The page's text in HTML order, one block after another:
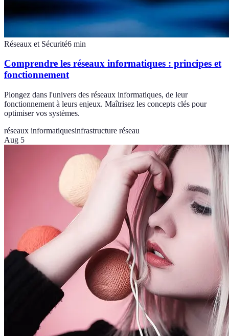
Réseaux et Sécurité6 min
Comprendre les réseaux informatiques : principes et
fonctionnement
Plongez dans l'univers des réseaux informatiques, de leur
fonctionnement à leurs enjeux. Maîtrisez les concepts clés pour
optimiser vos systèmes.
réseaux informatiquesinfrastructure réseau
Aug 5